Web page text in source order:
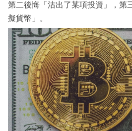
第二後悔「沽出了某項投資」，第
擬貨幣」。